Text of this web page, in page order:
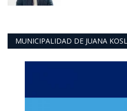
MUNICIPALIDAD DE JUANA